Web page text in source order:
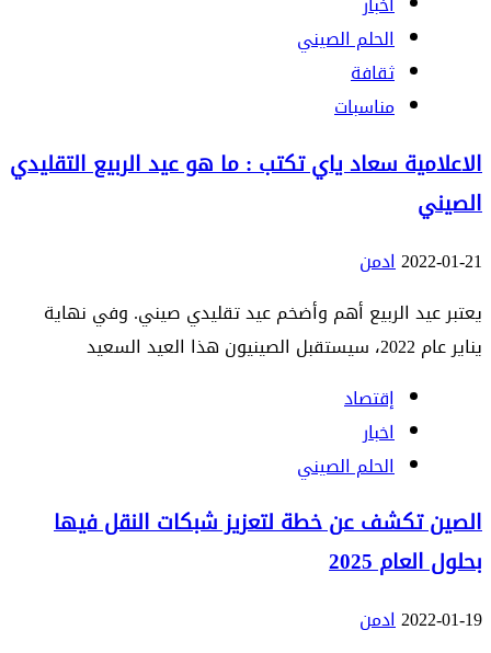
الحلم الصيني
ثقافة
مناسبات
الاعلامية سعاد ياي تكتب : ما هو عيد الربيع التقليدي
الصيني
2022-01-21ادمن
يعتبر عيد الربيع أهم وأضخم عيد تقليدي صيني. وفي نهاية
يناير عام 2022، سيستقبل الصينيون هذا العيد السعيد
إقتصاد
اخبار
الحلم الصيني
الصين تكشف عن خطة لتعزيز شبكات النقل فيها
بحلول العام 2025
2022-01-19ادمن